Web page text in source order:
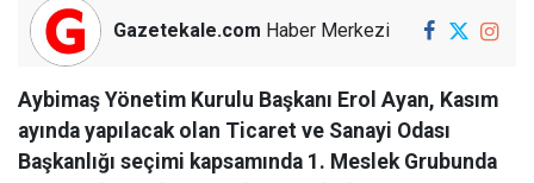
Gazetekale.com Haber Merkezi
Aybimaş Yönetim Kurulu Başkanı Erol Ayan, Kasım
ayında yapılacak olan Ticaret ve Sanayi Odası
Başkanlığı seçimi kapsamında 1. Meslek Grubunda